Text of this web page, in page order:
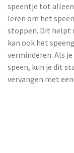
speentje tot
leren om het
stoppen. Dit helpt
kan ook het
verminderen. Als
speen, kun je dit
vervangen met